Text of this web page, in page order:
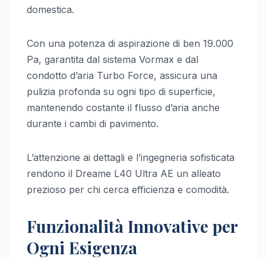
domestica.
Con una potenza di aspirazione di ben 19.000
Pa, garantita dal sistema Vormax e dal
condotto d’aria Turbo Force, assicura una
pulizia profonda su ogni tipo di superficie,
mantenendo costante il flusso d’aria anche
durante i cambi di pavimento.
L’attenzione ai dettagli e l’ingegneria sofisticata
rendono il Dreame L40 Ultra AE un alleato
prezioso per chi cerca efficienza e comodità.
Funzionalità Innovative per
Ogni Esigenza